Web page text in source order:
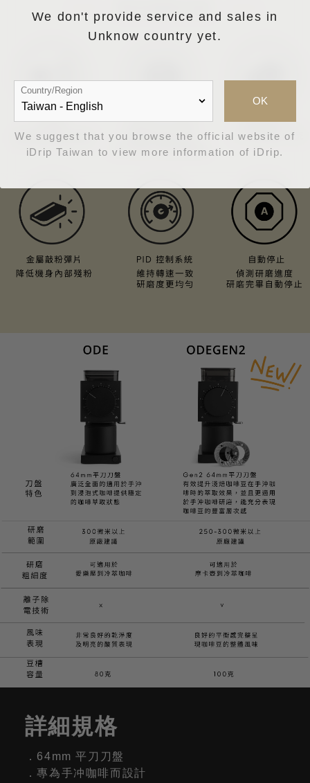
詳細規格
．64mm 平刀刀盤
．專為手冲咖啡而設計
We don't provide service and sales in
Unknow country yet.
Country/Region
OK
We suggest that you browse the official website of
iDrip Taiwan to view more information of iDrip.